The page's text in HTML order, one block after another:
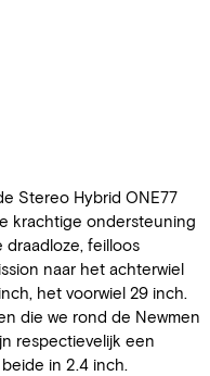
Stereo Hybrid ONE77
krachtige ondersteuning
draadloze, feilloos
naar het achterwiel
het voorwiel 29 inch.
die we rond de Newmen
respectievelijk een
in 2.4 inch.